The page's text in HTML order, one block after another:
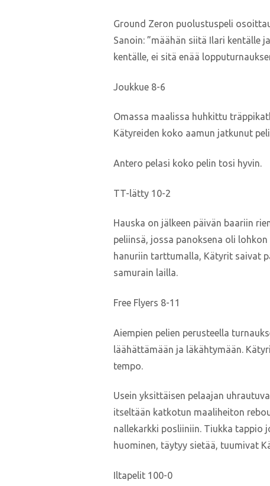
Ground Zeron puolustuspeli
Sanoin: ”määhän siitä Ilari kentälle
kentälle, ei sitä enää
Joukkue 8-6
Omassa maalissa huhkittu
Kätyreiden koko aamun jatkunut
Antero pelasi koko pelin tosi hyvin.
TT-lätty 10-2
Hauska on jälkeen päivän baariin
peliinsä, jossa panoksena oli
hanuriin tarttumalla, Kätyrit saivat
samurain lailla.
Free Flyers 8-11
Aiempien pelien perusteella
läähättämään ja läkähtymään.
tempo.
Usein yksittäisen pelaajan
itseltään katkotun maaliheiton
nallekarkki posliiniin. Tiukka tappio
huominen, täytyy sietää, tuumivat
Iltapelit 100-0